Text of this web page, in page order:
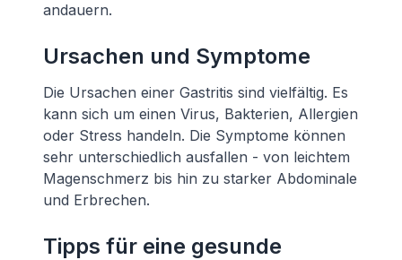
andauern.
Ursachen und Symptome
Die Ursachen einer Gastritis sind vielfältig. Es
kann sich um einen Virus, Bakterien, Allergien
oder Stress handeln. Die Symptome können
sehr unterschiedlich ausfallen - von leichtem
Magenschmerz bis hin zu starker Abdominale
und Erbrechen.
Tipps für eine gesunde